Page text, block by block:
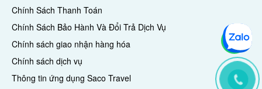
Chính Sách Thanh Toán
Chính Sách Bảo Hành Và Đổi Trả Dịch Vụ
Chính sách giao nhận hàng hóa
Chính sách dịch vụ
Thông tin ứng dụng Saco Travel